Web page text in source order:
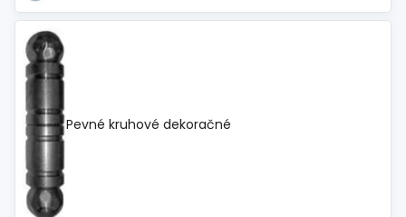
Pevné kruhové dekoračné